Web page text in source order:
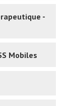
-
Mobiles